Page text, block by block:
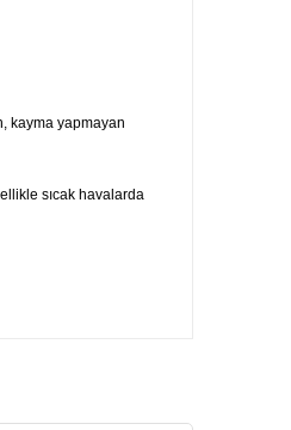
kayma yapmayan
sıcak havalarda